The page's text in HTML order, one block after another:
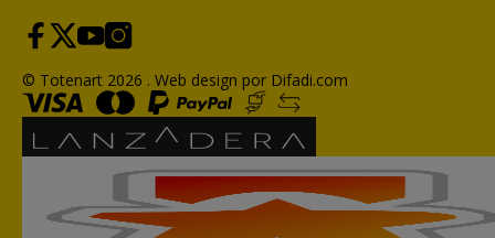
© Totenart 2026 . Web design por Difadi.com